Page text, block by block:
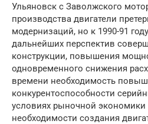
Ульяновск с Заволжского
производства двигатели
модернизаций, но к 1990-91
дальнейших перспектив
конструкции, повышения
одновременного снижения
времени необходимость
конкурентоспособности
условиях рыночной экономики
необходимости создания